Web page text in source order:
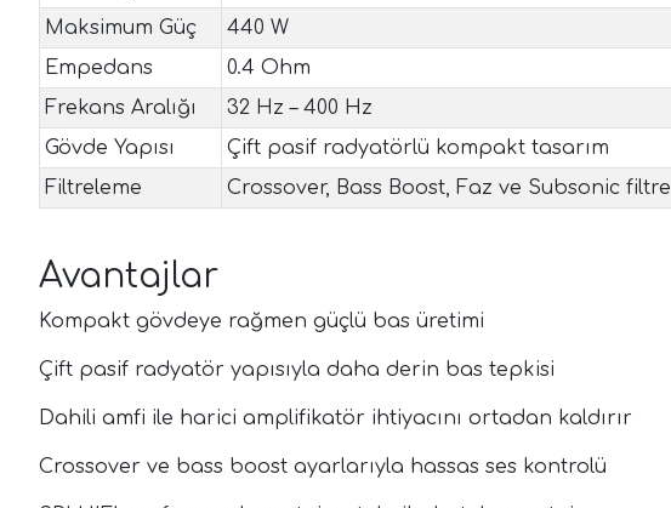
Maksimum Güç
440 W
Empedans
0.4 Ohm
Frekans Aralığı
32 Hz – 400 Hz
Gövde Yapısı
Çift pasif radyatörlü kompakt tasarım
Filtreleme
Crossover, Bass Boost, Faz ve Subsonic filtre
Avantajlar
Kompakt gövdeye rağmen güçlü bas üretimi
Çift pasif radyatör yapısıyla daha derin bas tepkisi
Dahili amfi ile harici amplifikatör ihtiyacını ortadan kaldırır
Crossover ve bass boost ayarlarıyla hassas ses kontrolü